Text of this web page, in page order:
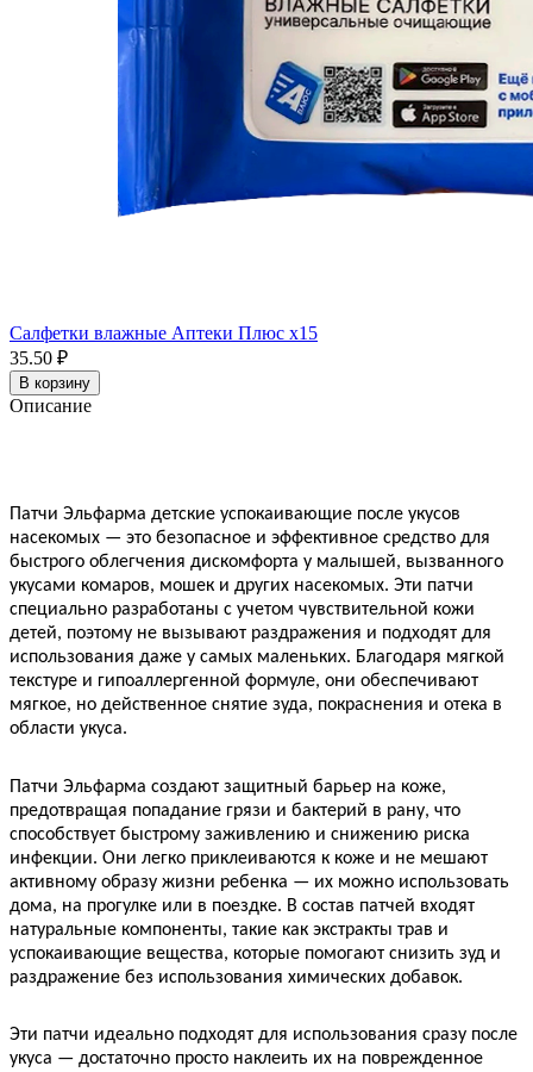
Салфетки влажные Аптеки Плюс x15
35.50 ₽
В корзину
Описание
Патчи Эльфарма детские успокаивающие после укусов
насекомых — это безопасное и эффективное средство для
быстрого облегчения дискомфорта у малышей, вызванного
укусами комаров, мошек и других насекомых. Эти патчи
специально разработаны с учетом чувствительной кожи
детей, поэтому не вызывают раздражения и подходят для
использования даже у самых маленьких. Благодаря мягкой
текстуре и гипоаллергенной формуле, они обеспечивают
мягкое, но действенное снятие зуда, покраснения и отека в
области укуса.
Патчи Эльфарма создают защитный барьер на коже,
предотвращая попадание грязи и бактерий в рану, что
способствует быстрому заживлению и снижению риска
инфекции. Они легко приклеиваются к коже и не мешают
активному образу жизни ребенка — их можно использовать
дома, на прогулке или в поездке. В состав патчей входят
натуральные компоненты, такие как экстракты трав и
успокаивающие вещества, которые помогают снизить зуд и
раздражение без использования химических добавок.
Эти патчи идеально подходят для использования сразу после
укуса — достаточно просто наклеить их на поврежденное